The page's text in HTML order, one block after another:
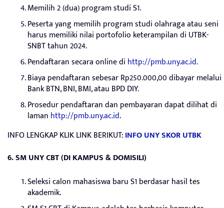
Memilih 2 (dua) program studi S1.
Peserta yang memilih program studi olahraga atau seni
harus memiliki nilai portofolio keterampilan di UTBK-
SNBT tahun 2024.
Pendaftaran secara online di http://pmb.uny.ac.id.
Biaya pendaftaran sebesar Rp250.000,00 dibayar melalui
Bank BTN, BNI, BMI, atau BPD DIY.
Prosedur pendaftaran dan pembayaran dapat dilihat di
laman http://pmb.uny.ac.id.
INFO LENGKAP KLIK LINK BERIKUT:INFO UNY SKOR UTBK
6.SM UNY CBT (DI KAMPUS & DOMISILI)
Seleksi calon mahasiswa baru S1 berdasar hasil tes
akademik.